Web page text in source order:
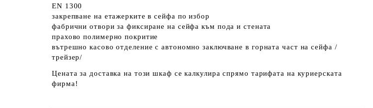
EN 1300
закрeпване на етажерките в сейфа по избор
фабрични отвори за фиксиране на сейфа към пода и стената
прахово полимерно покритие
вътрешно касово отделение с автономно заключване в горната част на сейфа /
трейзер/
Цената за доставка на този шкаф се калкулира спрямо тарифата на куриерската
фирма!